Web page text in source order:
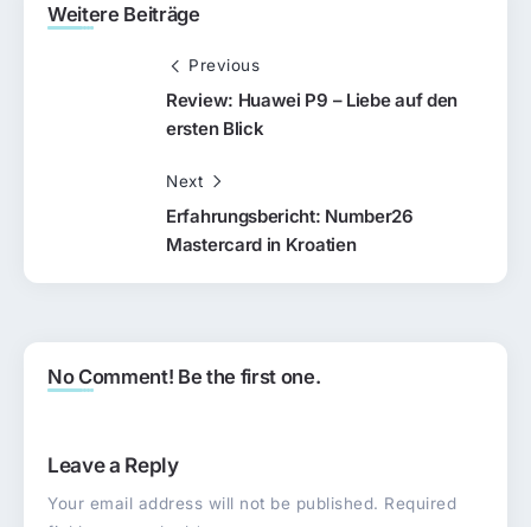
Weitere Beiträge
Previous
Review: Huawei P9 – Liebe auf den
ersten Blick
Next
Erfahrungsbericht: Number26
Mastercard in Kroatien
No Comment! Be the first one.
Leave a Reply
Your email address will not be published. Required